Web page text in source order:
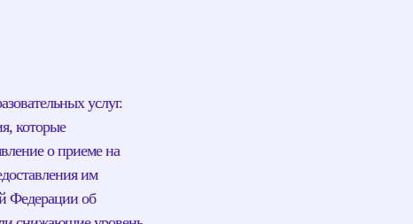
услуг.
которые
о приеме на
им
Федерации об